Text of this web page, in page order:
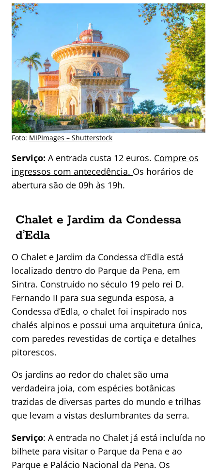
Foto: MIPImages – Shutterstock
Serviço: A entrada custa 12 euros. Compre os
ingressos com antecedência. Os horários de
abertura são de 09h às 19h.
Chalet e Jardim da Condessa
d’Edla
O Chalet e Jardim da Condessa d’Edla está
localizado dentro do Parque da Pena, em
Sintra. Construído no século 19 pelo rei D.
Fernando II para sua segunda esposa, a
Condessa d’Edla, o chalet foi inspirado nos
chalés alpinos e possui uma arquitetura única,
com paredes revestidas de cortiça e detalhes
pitorescos.
Os jardins ao redor do chalet são uma
verdadeira joia, com espécies botânicas
trazidas de diversas partes do mundo e trilhas
que levam a vistas deslumbrantes da serra.
Serviço: A entrada no Chalet já está incluída no
bilhete para visitar o Parque da Pena e ao
Parque e Palácio Nacional da Pena. Os